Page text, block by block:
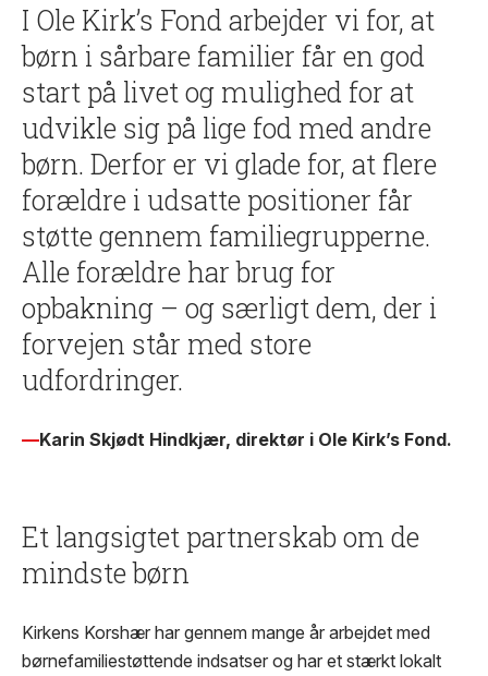
I Ole Kirk’s Fond arbejder vi for, at
børn i sårbare familier får en god
start på livet og mulighed for at
udvikle sig på lige fod med andre
børn. Derfor er vi glade for, at flere
forældre i udsatte positioner får
støtte gennem familiegrupperne.
Alle forældre har brug for
opbakning – og særligt dem, der i
forvejen står med store
udfordringer.
—Karin Skjødt Hindkjær, direktør i Ole Kirk’s Fond.
Et langsigtet partnerskab om de
mindste børn
Kirkens Korshær har gennem mange år arbejdet med
børnefamiliestøttende indsatser og har et stærkt lokalt